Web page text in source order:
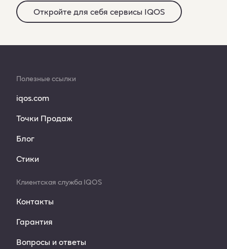
Откройте для себя сервисы IQOS
Полезные ссылки
iqos.com
Точки Продаж
Блог
Стики
Клиентская служба IQOS
Контакты
Гарантия
Вопросы и ответы